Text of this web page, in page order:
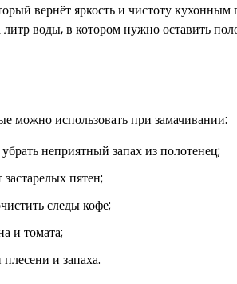
вернёт яркость и чистоту
воды, в котором нужно оставить
можно использовать при замачивании:
неприятный запах из полотенец;
пятен;
следы кофе;
и томата;
и запаха.